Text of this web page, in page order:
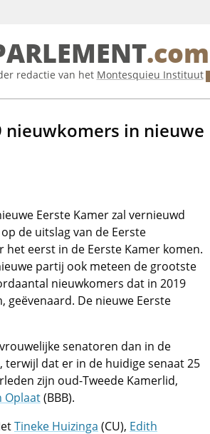
.com
redactie van het Montesquieu Instituut
nieuwkomers in nieuwe
Eerste Kamer zal vernieuwd
de uitslag van de Eerste
eerst in de Eerste Kamer komen.
partij ook meteen de grootste
nieuwkomers dat in 2019
geëvenaard. De nieuwe Eerste
senatoren dan in de
terwijl dat er in de huidige senaat 25
zijn oud-Tweede Kamerlid,
Oplaat(BBB).
Tineke Huizinga (CU), Edith